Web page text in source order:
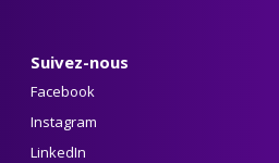
Suivez-nous
Facebook
Instagram
LinkedIn